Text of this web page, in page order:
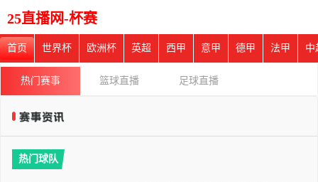
25直播网-杯赛
首页 世界杯 欧洲杯 英超 西甲 意甲 德甲 法甲 中
热门赛事 篮球直播 足球直播
热门球队